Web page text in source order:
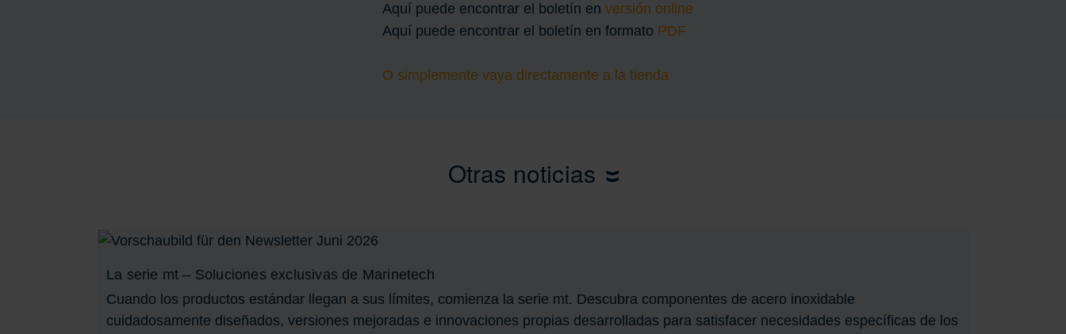
Aquí puede encontrar el boletín en versión online
Aquí puede encontrar el boletín en formato PDF
O simplemente vaya directamente a la tienda
Otras noticias
La serie mt – Soluciones exclusivas de Marinetech
Cuando los productos estándar llegan a sus límites, comienza la serie mt. Descubra componentes de acero inoxidable
cuidadosamente diseñados, versiones mejoradas e innovaciones propias desarrolladas para satisfacer necesidades específicas de los